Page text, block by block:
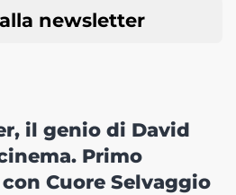
newsletter
il genio di David
Primo
Cuore Selvaggio